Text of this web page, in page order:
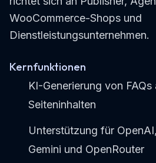
WooCommerce-Shops und
Dienstleistungsunternehmen.
Kernfunktionen
KI-Generierung von
Seiteninhalten
Unterstützung für
Gemini und OpenRouter